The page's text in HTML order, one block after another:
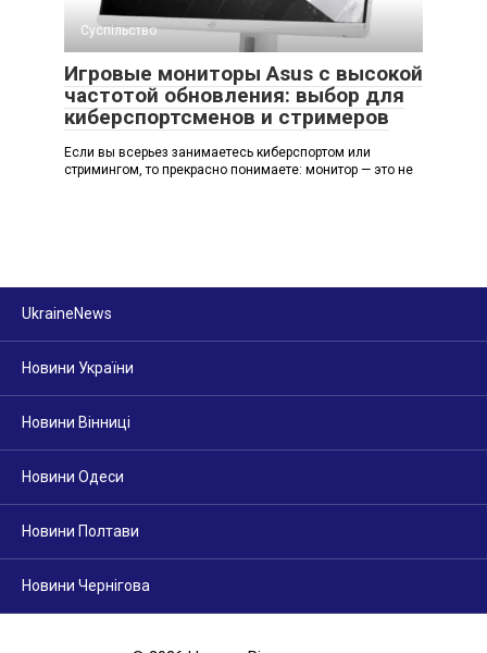
Суспільство
Игровые мониторы Asus с высокой
частотой обновления: выбор для
киберспортсменов и стримеров
Если вы всерьез занимаетесь киберспортом или
стримингом, то прекрасно понимаете: монитор — это не
UkraineNews
Новини України
Новини Вінниці
Новини Одеси
Новини Полтави
Новини Чернігова